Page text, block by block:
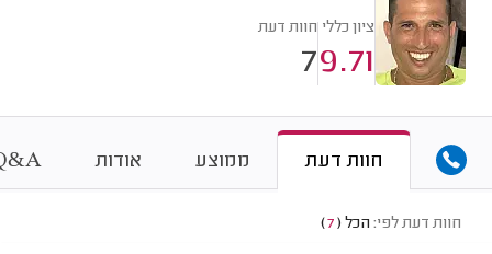
ציון כללי
9.71
חוות דעת
7
חוות דעת ממוצע אודות &A
חוות דעת לפי: הכל (
7
)